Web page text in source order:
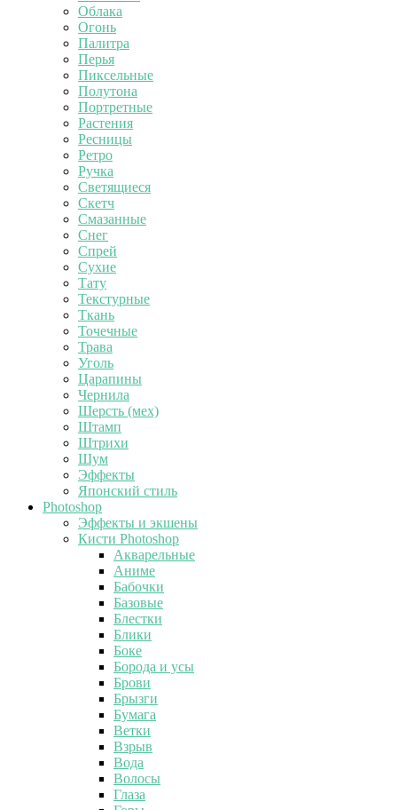
Облака
Огонь
Палитра
Перья
Пиксельные
Полутона
Портретные
Растения
Ресницы
Ретро
Ручка
Светящиеся
Скетч
Смазанные
Снег
Спрей
Сухие
Тату
Текстурные
Ткань
Точечные
Трава
Уголь
Царапины
Чернила
Шерсть (мех)
Штамп
Штрихи
Шум
Эффекты
Японский стиль
Photoshop
Эффекты и экшены
Кисти Photoshop
Акварельные
Аниме
Бабочки
Базовые
Блестки
Блики
Боке
Борода и усы
Брови
Брызги
Бумага
Ветки
Взрыв
Вода
Волосы
Глаза